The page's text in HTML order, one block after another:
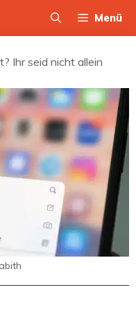
Menü
Ihr seid nicht allein